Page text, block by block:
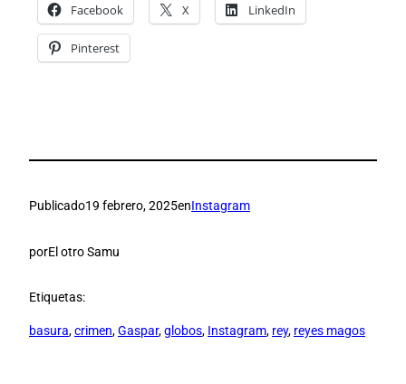
Facebook X LinkedIn
Pinterest
Publicado19 febrero, 2025enInstagram
porEl otro Samu
Etiquetas:
basura, crimen, Gaspar, globos, Instagram, rey, reyes magos